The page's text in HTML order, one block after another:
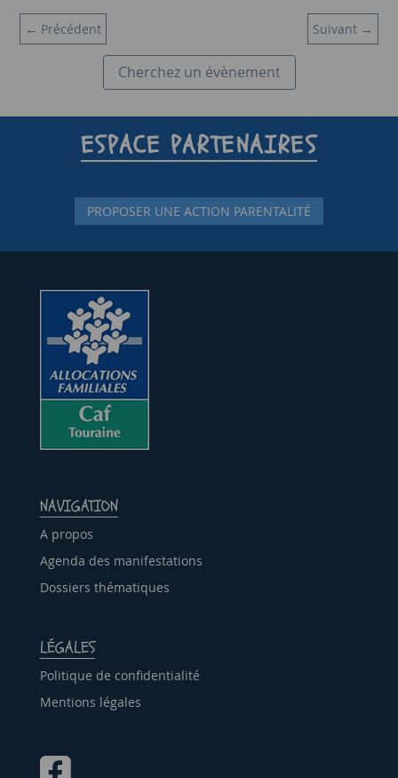
← Précédent Suivant→
Cherchez un évènement
ESPACE PARTENAIRES
PROPOSER UNE ACTION PARENTALITÉ
NAVIGATION
A propos
Agenda des manifestations
Dossiers thématiques
LÉGALES
Politique de confidentialité
Mentions légales